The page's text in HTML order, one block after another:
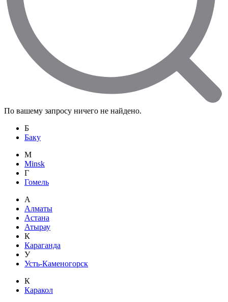
По вашему запросу ничего не найдено.
Б
Баку
M
Minsk
Г
Гомель
А
Алматы
Астана
Атырау
К
Караганда
У
Усть-Каменогорск
К
Каракол